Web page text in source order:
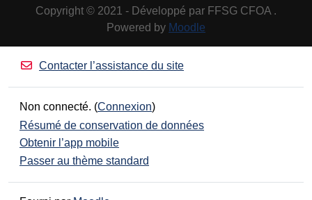
Copyright © 2021 - Développé par FFSG CFOA .
Powered by Moodle
Contacter l’assistance du site
Non connecté. (Connexion)
Résumé de conservation de données
Obtenir l’app mobile
Passer au thème standard